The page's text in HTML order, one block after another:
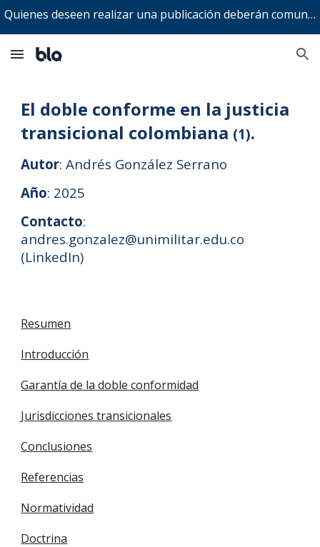
Quienes deseen realizar una publicación deberán comunicarse a bitacoralegalenaccion@gmail.com
El doble conforme en la justicia
transicional colombiana (1).
Autor:Andrés González Serrano
Año: 2025
Contacto:
andres.gonzalez@unimilitar.edu.co
(LinkedIn)
Resumen
Introducción
Garantía de la doble conformidad
Jurisdicciones transicionales
Conclusiones
Referencias
Normatividad
Doctrina